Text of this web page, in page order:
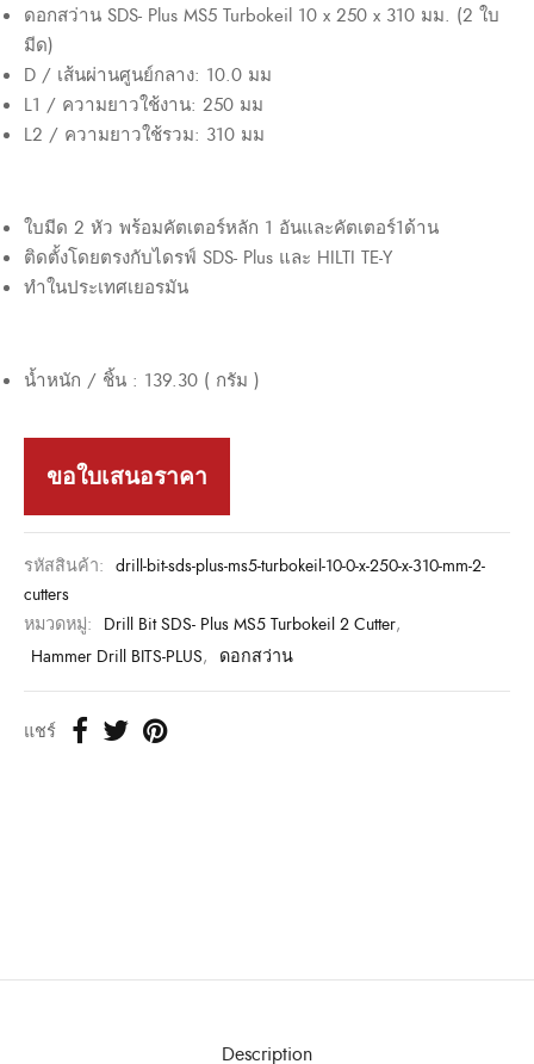
ดอกสว่าน SDS- Plus MS5 Turbokeil 10 x 250 x 310 มม. (2 ใบ
มีด)
D / เส้นผ่านศูนย์กลาง: 10.0 มม
L1 / ความยาวใช้งาน: 250 มม
L2 / ความยาวใช้รวม: 310 มม
ใบมีด 2 หัว พร้อมคัตเตอร์หลัก 1 อันและคัตเตอร์1ด้าน
ติดตั้งโดยตรงกับไดรฟ์ SDS- Plus และ HILTI TE-Y
ทำในประเทศเยอรมัน
น้ำหนัก / ชิ้น : 139.30 ( กรัม )
ขอใบเสนอราคา
รหัสสินค้า: drill-bit-sds-plus-ms5-turbokeil-10-0-x-250-x-310-mm-2-
cutters
หมวดหมู่: Drill Bit SDS- Plus MS5 Turbokeil 2 Cutter,
Hammer Drill BITS-PLUS, ดอกสว่าน
แชร์
Description